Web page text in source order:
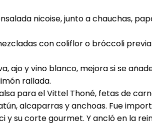
nicoise, junto a chauchas,
con coliflor o bróccoli
ajo y vino blanco, mejora si se
rallada.
para el Vittel Thoné, fetas de
alcaparras y anchoas. Fue
y su corte gourmet. Y ancló en la